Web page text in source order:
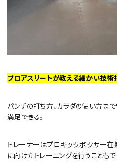
プロアスリートが教える細かい技術
パンチの打ち方、カラダの使い方ま
満足できる。
トレーナーはプロキックボクサー
に向けたトレーニングを行うこともで